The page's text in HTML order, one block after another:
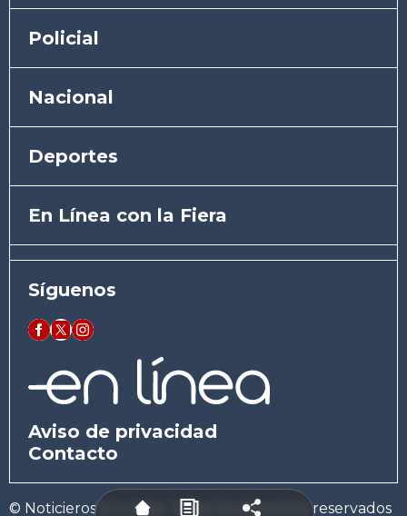
Policial
Nacional
Deportes
En Línea con la Fiera
Síguenos
Aviso de privacidad
Contacto
© Noticieros En Línea. Todos los derechos reservados